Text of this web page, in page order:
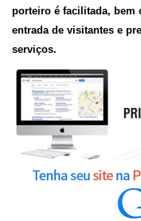
porteiro é facilitada, bem
entrada de visitantes e
serviços.